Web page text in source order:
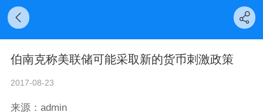
伯南克称美联储可能采取新的货币刺激政策
2017-08-23
来源：admin